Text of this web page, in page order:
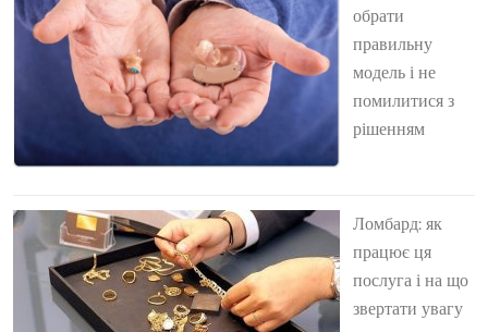
обрати
правильну
модель і не
помилитися з
рішенням
Ломбард: як
працює ця
послуга і на що
звертати увагу